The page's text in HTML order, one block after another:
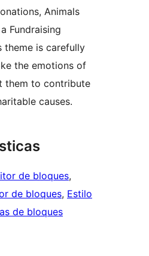
Animals
Fundraising
theme is carefully
the emotions of
them to contribute
causes.
de bloques
de bloques, Estilo
de bloques